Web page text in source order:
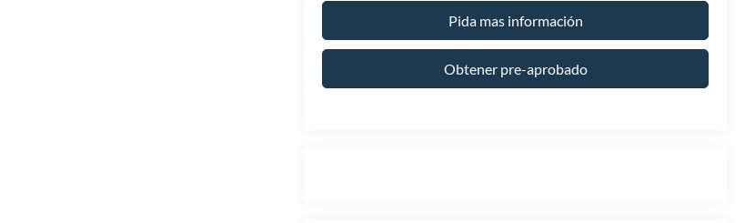
Pida mas información
Obtener pre-aprobado